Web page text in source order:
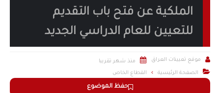
الملكية عن فتح باب التقديم
للتعيين للعام الدراسي الجديد
حفظ الموضوع
 موقع تعيينات العراق  منذ شهر تقريبا
 الصفحة الرئيسية القطاع الخاص